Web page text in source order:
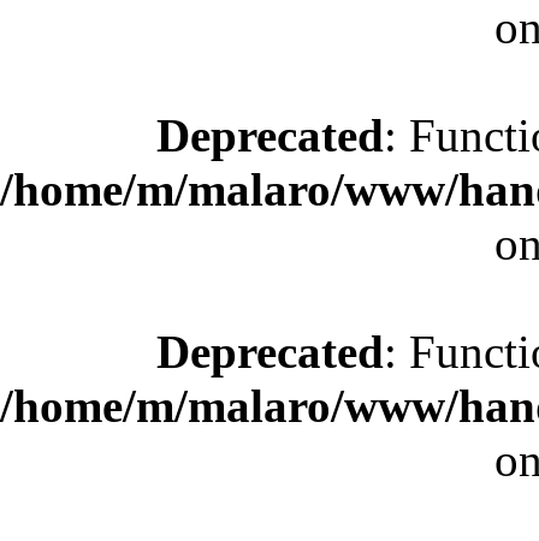
Deprecated:
/home/m/malaro/www/
Deprecated:
/home/m/malaro/www/